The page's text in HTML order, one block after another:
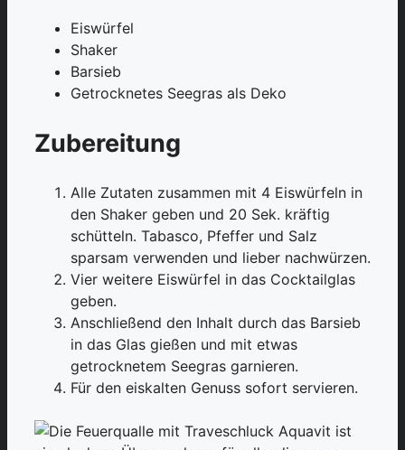
Eiswürfel
Shaker
Barsieb
Getrocknetes Seegras als Deko
Zubereitung
Alle Zutaten zusammen mit 4 Eiswürfeln in
den Shaker geben und 20 Sek. kräftig
schütteln. Tabasco, Pfeffer und Salz
sparsam verwenden und lieber nachwürzen.
Vier weitere Eiswürfel in das Cocktailglas
geben.
Anschließend den Inhalt durch das Barsieb
in das Glas gießen und mit etwas
getrocknetem Seegras garnieren.
Für den eiskalten Genuss sofort servieren.